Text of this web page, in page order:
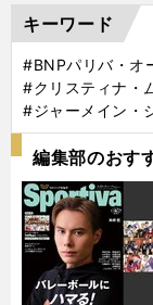
キーワード
#BNPパリバ・オ
#クリスティナ・
#ジャーメイン・
編集部のおす